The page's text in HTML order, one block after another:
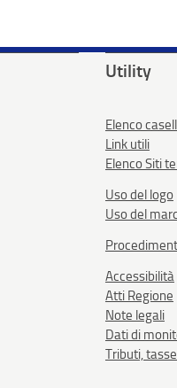
Utility
Elenco
Link utili
Elenco Siti
Uso del logo
Uso del
Accessibilità
Atti Regione
Note legali
Dati di
Tributi,